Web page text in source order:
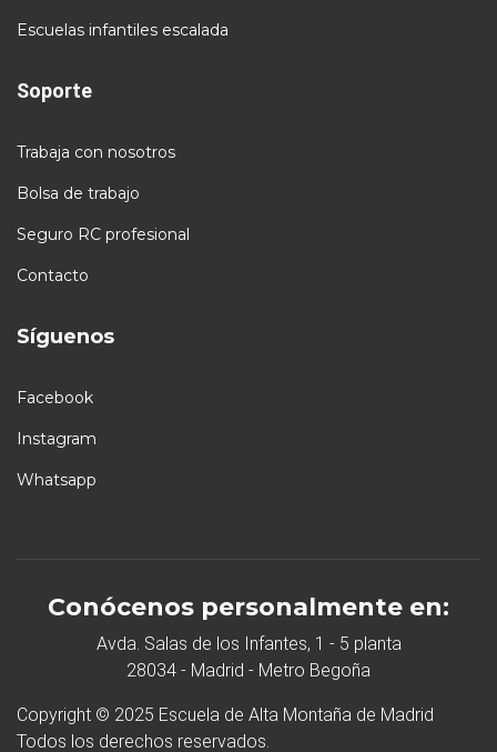
Escuelas infantiles escalada
Soporte
Trabaja con nosotros
Bolsa de trabajo
Seguro RC profesional
Contacto
Síguenos
Facebook
Instagram
Whatsapp
Conócenos personalmente en:
Avda. Salas de los Infantes, 1 - 5 planta
28034 - Madrid - Metro Begoña
Copyright © 2025 Escuela de Alta Montaña de Madrid
Todos los derechos reservados.